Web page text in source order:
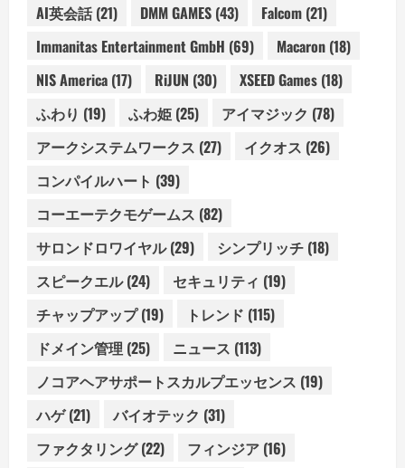
AI英会話(21) DMM GAMES (43) Falcom (21)
Immanitas Entertainment GmbH (69) Macaron (18)
NIS America (17) RiJUN (30) XSEED Games (18)
ふわり (19) ふわ姫 (25) アイマジック (78)
アークシステムワークス (27) イクオス (26)
コンパイルハート (39)
コーエーテクモゲームス (82)
サロンドロワイヤル(29) シンプリッチ (18)
スピークエル(24) セキュリティ (19)
チャップアップ(19) トレンド (115)
ドメイン管理 (25) ニュース (113)
ノコアヘアサポートスカルプエッセンス (19)
ハゲ(21) バイオテック (31)
ファクタリング(22) フィンジア (16)